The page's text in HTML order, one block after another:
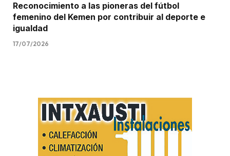
Reconocimiento a las pioneras del fútbol
femenino del Kemen por contribuir al deporte e
igualdad
17/07/2026